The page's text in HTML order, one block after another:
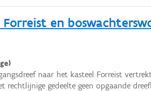
en
naar het kasteel Forreist
rechtlijnige gedeelte geen opgaande